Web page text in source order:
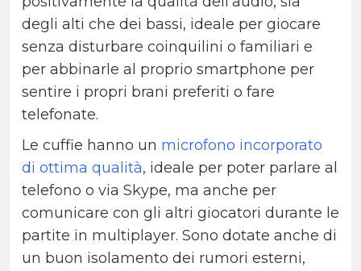
degli alti che dei bassi, ideale per giocare
senza disturbare coinquilini o familiari e
per abbinarle al proprio smartphone per
sentire i propri brani preferiti o fare
telefonate.
Le cuffie hanno un microfono incorporato
di ottima qualità, ideale per poter parlare al
telefono o via Skype, ma anche per
comunicare con gli altri giocatori durante le
partite in multiplayer. Sono dotate anche di
un buon isolamento dei rumori esterni,